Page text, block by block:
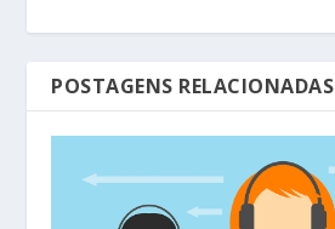
POSTAGENS RELACIONADAS